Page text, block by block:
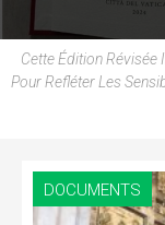
Cette Édition
Pour Refléter Les
DOCUMENTS